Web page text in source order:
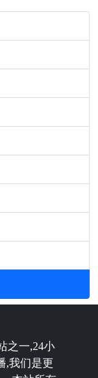
之一,24小
,我们是更